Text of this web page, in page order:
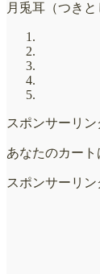
月兎耳（つきと
スポンサーリン
あなたのカート
スポンサーリン